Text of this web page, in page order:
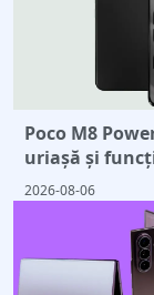
Poco M8
uriașă și
2026-08-06